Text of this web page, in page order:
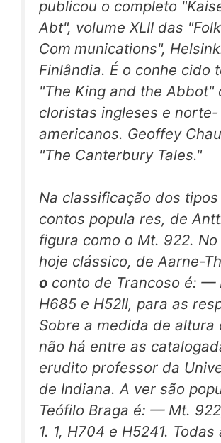
publicou o completo
Abt", volume XLII das
Com munications",
Finlândia. É o conhe cido
"The King and the Abbot"
cloristas ingleses e norte-
americanos. Geoffey
"The Canterbury Tales."
Na classificação dos
contos popula res, de
figura como o Mt. 922. No
hoje clássico, de Aarne-
o conto de Trancoso é: —
H685 e H52II, para as
Sobre a medida de altura
não há entre as
erudito professor da
de Indiana. A ver são
Teófilo Braga é: — Mt.
1. 1, H704 e H5241. Todas